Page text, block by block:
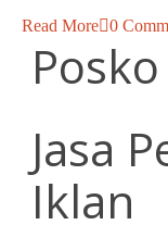
Read More 0
Jasa
Iklan